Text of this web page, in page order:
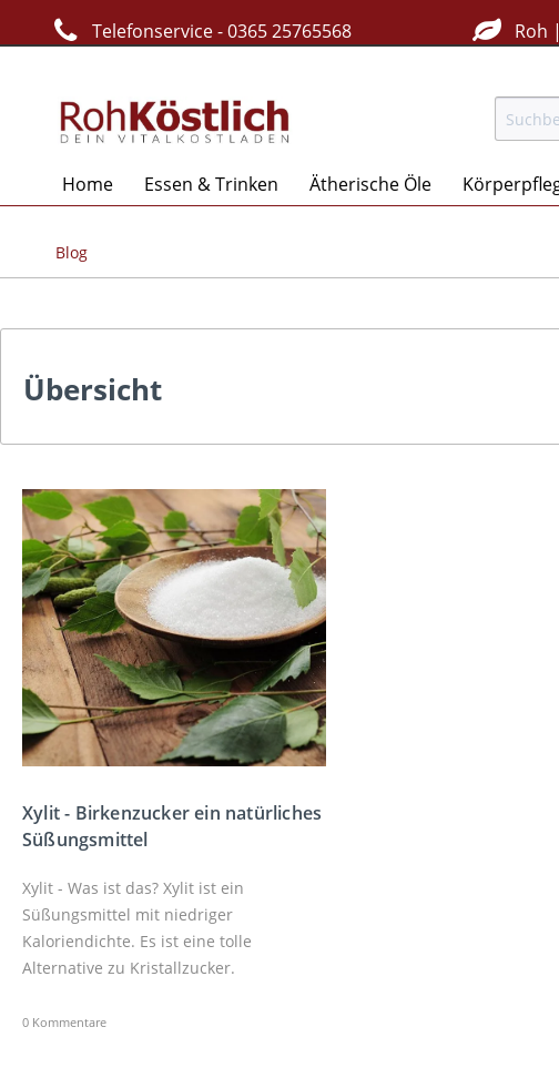
Telefonservice - 0365 25765568 Roh
Home Essen & Trinken Ätherische Öle
Blog
Übersicht
Xylit - Birkenzucker ein natürliches
Süßungsmittel
Xylit - Was ist das? Xylit ist ein
Süßungsmittel mit niedriger
Kaloriendichte. Es ist eine tolle
Alternative zu Kristallzucker.
0 Kommentare